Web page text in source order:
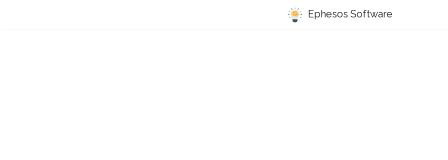
Ephesos Software